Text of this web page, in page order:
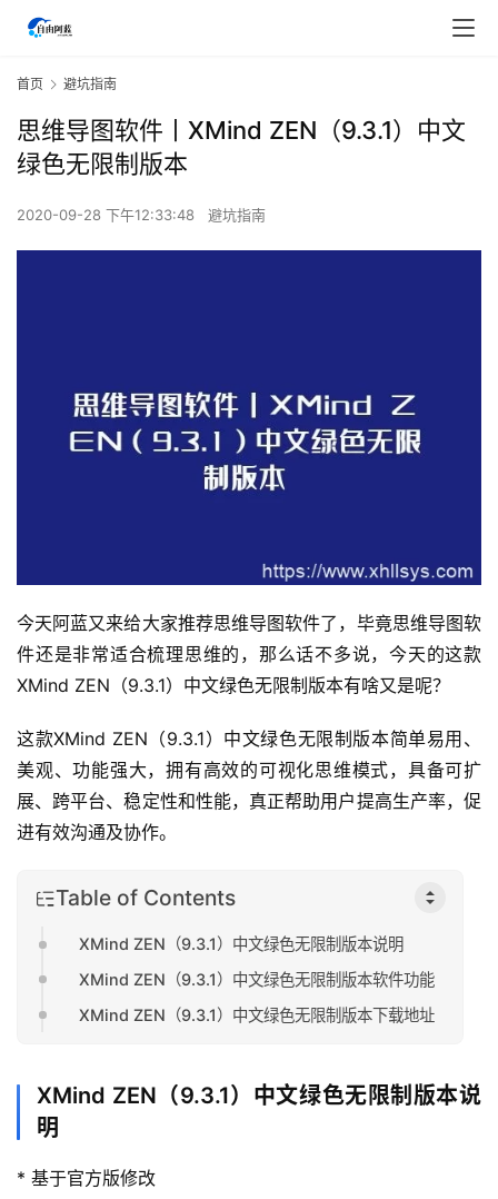
首页 避坑指南
思维导图软件丨XMind ZEN（9.3.1）中文
绿色无限制版本
2020-09-28 下午12:33:48 避坑指南
今天阿蓝又来给大家推荐思维导图软件了，毕竟思维导图软
件还是非常适合梳理思维的，那么话不多说，今天的这款
XMind ZEN（9.3.1）中文绿色无限制版本有啥又是呢？
这款XMind ZEN（9.3.1）中文绿色无限制版本简单易用、
美观、功能强大，拥有高效的可视化思维模式，具备可扩
展、跨平台、稳定性和性能，真正帮助用户提高生产率，促
进有效沟通及协作。
Table of Contents
XMind ZEN（9.3.1）中文绿色无限制版本说明
XMind ZEN（9.3.1）中文绿色无限制版本软件功能
XMind ZEN（9.3.1）中文绿色无限制版本下载地址
XMind ZEN（9.3.1）中文绿色无限制版本说
明
* 基于官方版修改